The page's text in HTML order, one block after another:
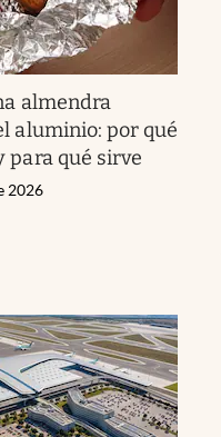
almendra
aluminio: por qué
para qué sirve
2026